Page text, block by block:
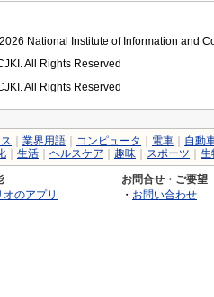
National Institute of Information and
All Rights Reserved
All Rights Reserved
業界用語 コンピュータ 電車 自動
生活 ヘルスケア 趣味 スポーツ 生
オのアプリ
お問合せ・ご要望
・ お問い合わせ